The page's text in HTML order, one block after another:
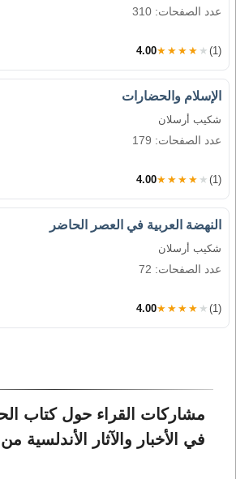
عدد الصفحات: 310
4.00★★★★★ (1)
الإسلام والحضارات
شكيب أرسلان
عدد الصفحات: 179
4.00★★★★★ (1)
النهضة العربية في العصر الحاضر
شكيب أرسلان
عدد الصفحات: 72
4.00★★★★★ (1)
مشاركات القراء حول كتاب
في الأخبار والآثار الأندلسية